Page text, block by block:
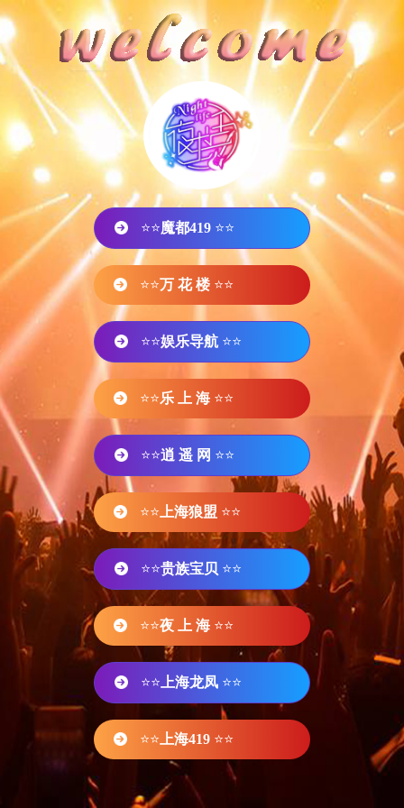
⭐⭐魔都419 ⭐⭐
⭐⭐万 花 楼 ⭐⭐
⭐⭐娱乐导航 ⭐⭐
⭐⭐乐 上 海 ⭐⭐
⭐⭐逍 遥 网 ⭐⭐
⭐⭐ 上海狼盟 ⭐⭐
⭐⭐贵族宝贝 ⭐⭐
⭐⭐夜 上 海 ⭐⭐
⭐⭐ 上海龙凤 ⭐⭐
⭐⭐ 上海419 ⭐⭐